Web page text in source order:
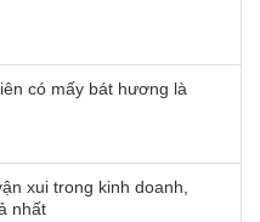
có mấy bát hương là
xui trong kinh doanh,
nhất